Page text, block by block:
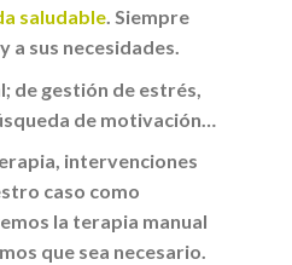
saludable. Siempre
a sus necesidades.
; de gestión de estrés,
de motivación…
intervenciones
caso como
la terapia manual
que sea necesario.